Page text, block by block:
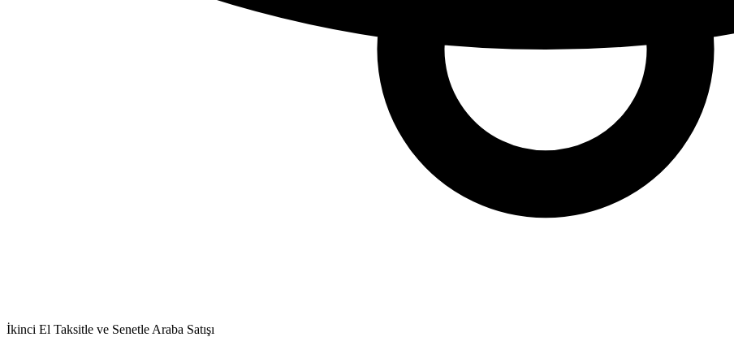
İkinci El Taksitle ve Senetle Araba Satışı